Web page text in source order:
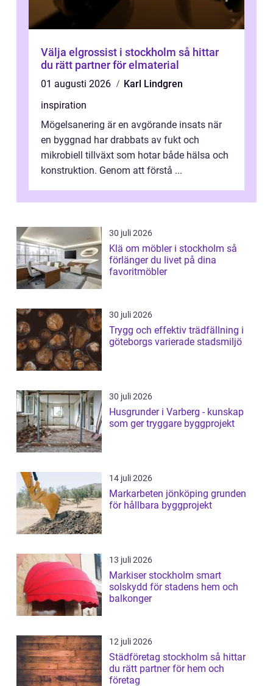
Välja elgrossist i stockholm så hittar
du rätt partner för elmaterial
01 augusti 2026
Karl Lindgren
inspiration
Mögelsanering är en avgörande insats när
en byggnad har drabbats av fukt och
mikrobiell tillväxt som hotar både hälsa och
konstruktion. Genom att förstå ...
30 juli 2026
Klä om möbler i stockholm så
förlänger du livet på dina
favoritmöbler
30 juli 2026
Trygg och effektiv trädfällning i
göteborgs varierade stadsmiljö
30 juli 2026
Husgrunder i Varberg - kunskap
som ger tryggare byggprojekt
14 juli 2026
Markarbeten jönköping grunden
för hållbara byggprojekt
13 juli 2026
Markiser stockholm smart
solskydd för stadens hem och
balkonger
12 juli 2026
Städföretag stockholm så hittar
du rätt partner för hem och
företag